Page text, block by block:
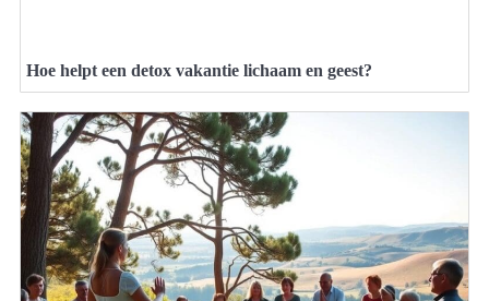
Hoe helpt een detox vakantie lichaam en geest?